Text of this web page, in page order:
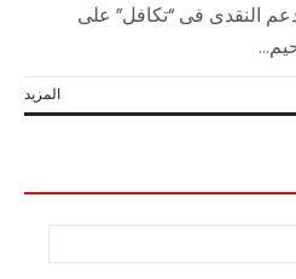
النقدى فى “تكافل” على
المزيد